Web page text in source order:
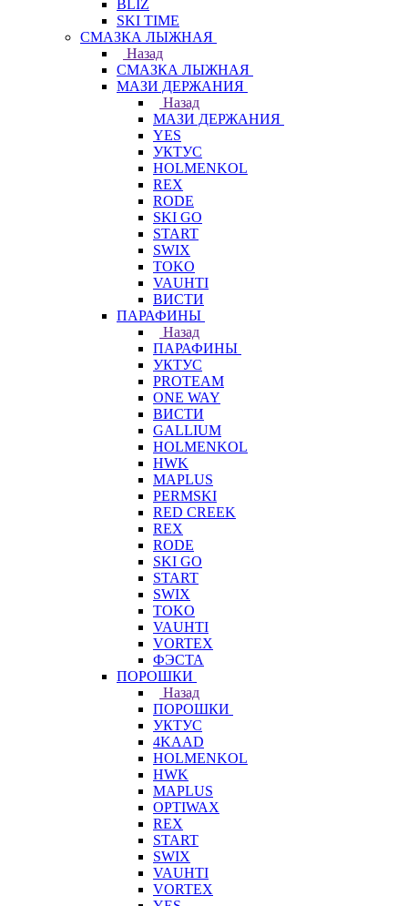
BLIZ
SKI TIME
СМАЗКА ЛЫЖНАЯ
Назад
СМАЗКА ЛЫЖНАЯ
МАЗИ ДЕРЖАНИЯ
Назад
МАЗИ ДЕРЖАНИЯ
YES
УКТУС
HOLMENKOL
REX
RODE
SKI GO
START
SWIX
TOKO
VAUHTI
ВИСТИ
ПАРАФИНЫ
Назад
ПАРАФИНЫ
УКТУС
PROTEAM
ONE WAY
ВИСТИ
GALLIUM
HOLMENKOL
HWK
MAPLUS
PERMSKI
RED CREEK
REX
RODE
SKI GO
START
SWIX
TOKO
VAUHTI
VORTEX
ФЭСТА
ПОРОШКИ
Назад
ПОРОШКИ
УКТУС
4KAAD
HOLMENKOL
HWK
MAPLUS
OPTIWAX
REX
START
SWIX
VAUHTI
VORTEX